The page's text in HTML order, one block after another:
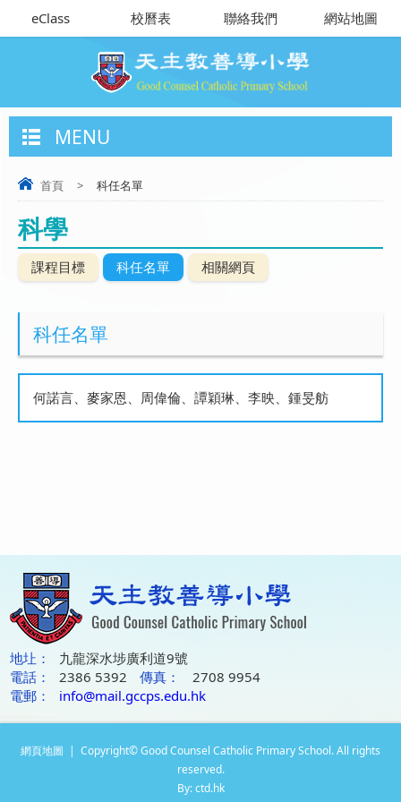
eClass 校曆表 聯絡我們 網站地圖
MENU
首頁 > 科任名單
科學
課程目標 科任名單 相關網頁
科任名單
何諾言、麥家恩、周偉倫、譚穎琳、李映、鍾旻舫
地圵：
九龍深水埗廣利道9號
電話：
2386 5392 傳真：
2708 9954
電郵：
info@mail.gccps.edu.hk
網頁地圖 | Copyright© Good Counsel Catholic Primary School. All rights
reserved.
By: ctd.hk